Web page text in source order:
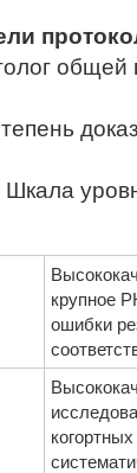
общей
крупное
ошибки